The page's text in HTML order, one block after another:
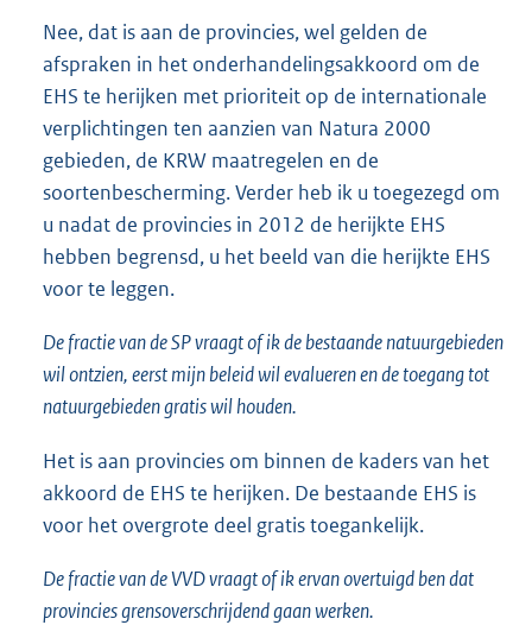
Nee, dat is aan de provincies, wel gelden de
afspraken in het onderhandelingsakkoord om de
EHS te herijken met prioriteit op de internationale
verplichtingen ten aanzien van Natura 2000
gebieden, de KRW maatregelen en de
soortenbescherming. Verder heb ik u toegezegd om
u nadat de provincies in 2012 de herijkte EHS
hebben begrensd, u het beeld van die herijkte EHS
voor te leggen.
De fractie van de SP vraagt of ik de bestaande natuurgebieden
wil ontzien, eerst mijn beleid wil evalueren en de toegang tot
natuurgebieden gratis wil houden.
Het is aan provincies om binnen de kaders van het
akkoord de EHS te herijken. De bestaande EHS is
voor het overgrote deel gratis toegankelijk.
De fractie van de VVD vraagt of ik ervan overtuigd ben dat
provincies grensoverschrijdend gaan werken.